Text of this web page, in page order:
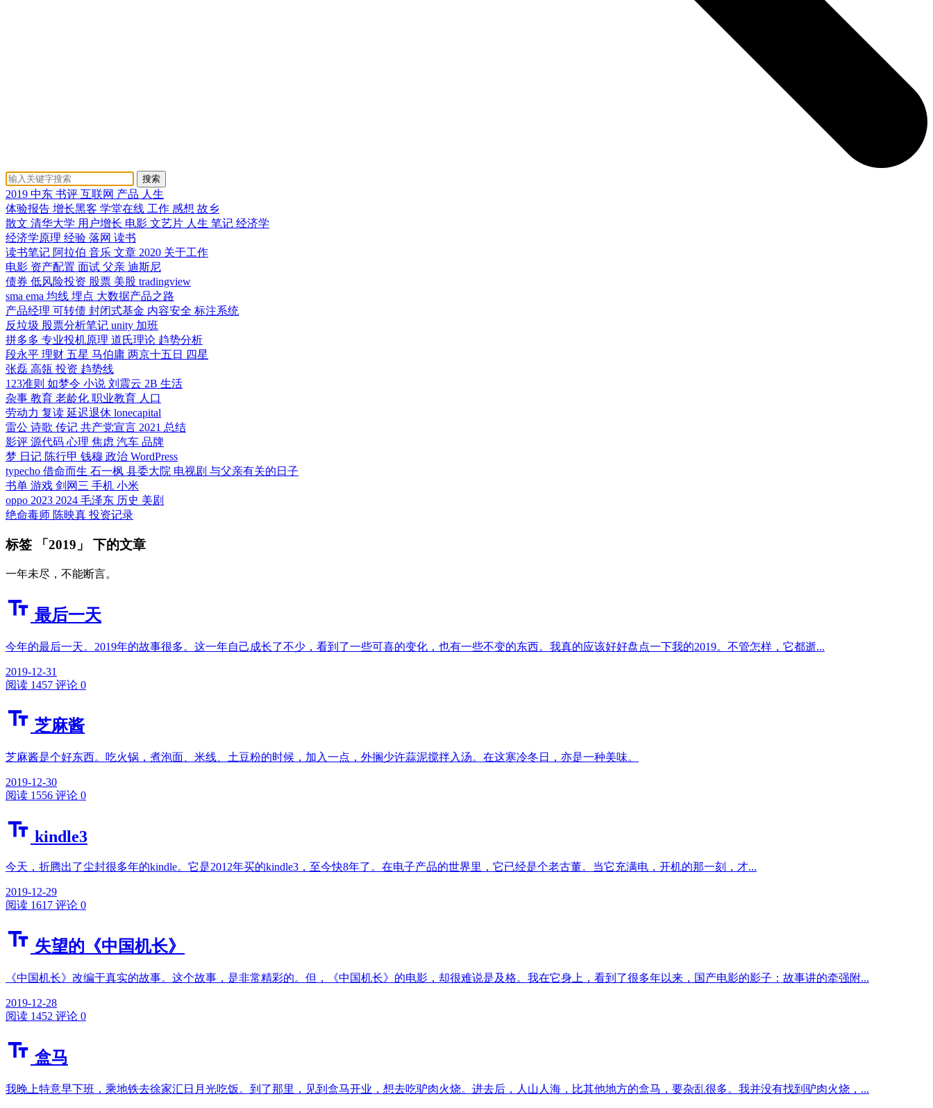
搜索
2019 中东 书评 互联网 产品 人生
体验报告 增长黑客 学堂在线 工作 感想 故乡
散文 清华大学 用户增长 电影 文艺片 人生 笔记 经济学
经济学原理 经验 落网 读书
读书笔记 阿拉伯 音乐 文章 2020 关于工作
电影 资产配置 面试 父亲 迪斯尼
债券 低风险投资 股票 美股 tradingview
sma ema 均线 埋点 大数据产品之路
产品经理 可转债 封闭式基金 内容安全 标注系统
反垃圾 股票分析笔记 unity 加班
拼多多 专业投机原理 道氏理论 趋势分析
段永平 理财 五星 马伯庸 两京十五日
四星
张磊 高瓴 投资 趋势线
123准则 如梦令 小说 刘震云 2B 生活
杂事 教育 老龄化 职业教育 人口
劳动力 复读 延迟退休 lonecapital
雷公 诗歌 传记 共产党宣言 2021 总结
影评 源代码 心理 焦虑 汽车 品牌
梦 日记 陈行甲 钱穆 政治 WordPress
typecho 借命而生 石一枫 县委大院 电视剧 与父亲有关的日子
书单 游戏 剑网三 手机 小米
oppo 2023 2024 毛泽东 历史 美剧
绝命毒师 陈映真 投资记录
标签 「2019」 下的文章
一年未尽，不能断言。
最后一天
今年的最后一天。2019年的故事很多。这一年自己成长了不少，看到了一些可喜的变化，也有一些不变的东西。我真的应该好好盘点一下我的2019。不管怎样，它都逝...
2019-12-31
阅读 1457 评论 0
芝麻酱
芝麻酱是个好东西。吃火锅，煮泡面、米线、土豆粉的时候，加入一点，外搁少许蒜泥搅拌入汤。在这寒冷冬日，亦是一种美味。
2019-12-30
阅读 1556 评论 0
kindle3
今天，折腾出了尘封很多年的kindle。它是2012年买的kindle3，至今快8年了。在电子产品的世界里，它已经是个老古董。当它充满电，开机的那一刻，才...
2019-12-29
阅读 1617 评论 0
失望的《中国机长》
《中国机长》改编于真实的故事。这个故事，是非常精彩的。但，《中国机长》的电影，却很难说是及格。我在它身上，看到了很多年以来，国产电影的影子：故事讲的牵强附...
2019-12-28
阅读 1452 评论 0
盒马
我晚上特意早下班，乘地铁去徐家汇日月光吃饭。到了那里，见到盒马开业，想去吃驴肉火烧。进去后，人山人海，比其他地方的盒马，要杂乱很多。我并没有找到驴肉火烧，...